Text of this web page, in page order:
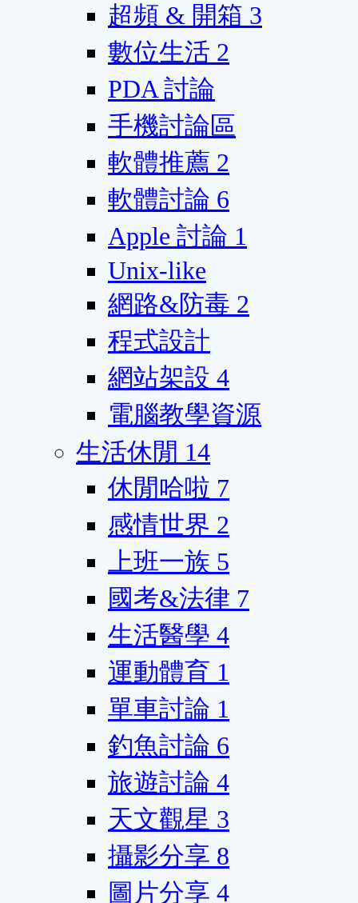
超頻 & 開箱 3
數位生活 2
PDA 討論
手機討論區
軟體推薦 2
軟體討論 6
Apple 討論 1
Unix-like
網路&防毒 2
程式設計
網站架設 4
電腦教學資源
生活休閒 14
休閒哈啦 7
感情世界 2
上班一族 5
國考&法律 7
生活醫學 4
運動體育 1
單車討論 1
釣魚討論 6
旅遊討論 4
天文觀星 3
攝影分享 8
圖片分享 4